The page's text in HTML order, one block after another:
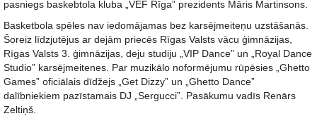
pasniegs baskebtola kluba „VEF Rīga” prezidents Māris Martinsons.
Basketbola spēles nav iedomājamas bez karsējmeiteņu uzstāšanās.
Šoreiz līdzjutējus ar dejām priecēs Rīgas Valsts vācu ģimnāzijas,
Rīgas Valsts 3. ģimnāzijas, deju studiju „VIP Dance” un „Royal Dance
Studio” karsējmeitenes. Par muzikālo noformējumu rūpēsies „Ghetto
Games” oficiālais dīdžejs „Get Dizzy” un „Ghetto Dance”
dalībniekiem pazīstamais DJ „Sergucci”. Pasākumu vadīs Renārs
Zeltiņš.